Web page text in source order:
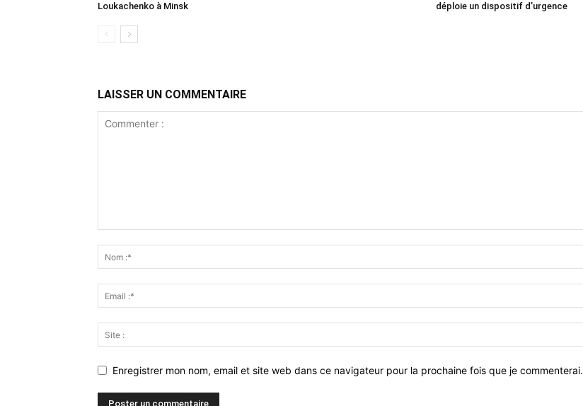
Loukachenko à Minsk
déploie un dispositif d’urgence
LAISSER UN COMMENTAIRE
Enregistrer mon nom, email et site web dans ce navigateur pour la prochaine fois que je commenterai.